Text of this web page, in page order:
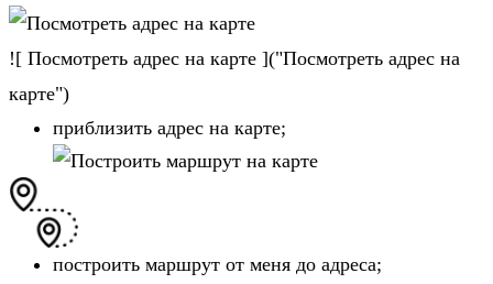
![ Посмотреть адрес на карте ]("Посмотреть адрес на
карте")
приблизить адрес на карте;
построить маршрут от меня до адреса;